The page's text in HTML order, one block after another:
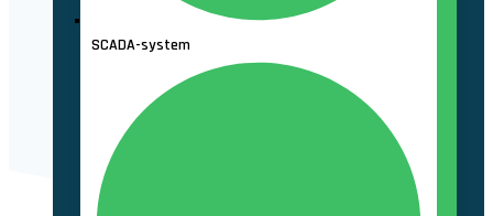
SCADA-system